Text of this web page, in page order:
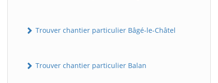
Trouver chantier particulier Bâgé-le-Châtel
Trouver chantier particulier Balan